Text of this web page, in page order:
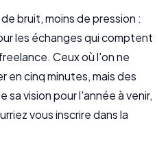
bruit, moins de pression :
les échanges qui comptent
Ceux où l'on ne
en cinq minutes, mais des
sa vision pour l'année à venir,
vous inscrire dans la